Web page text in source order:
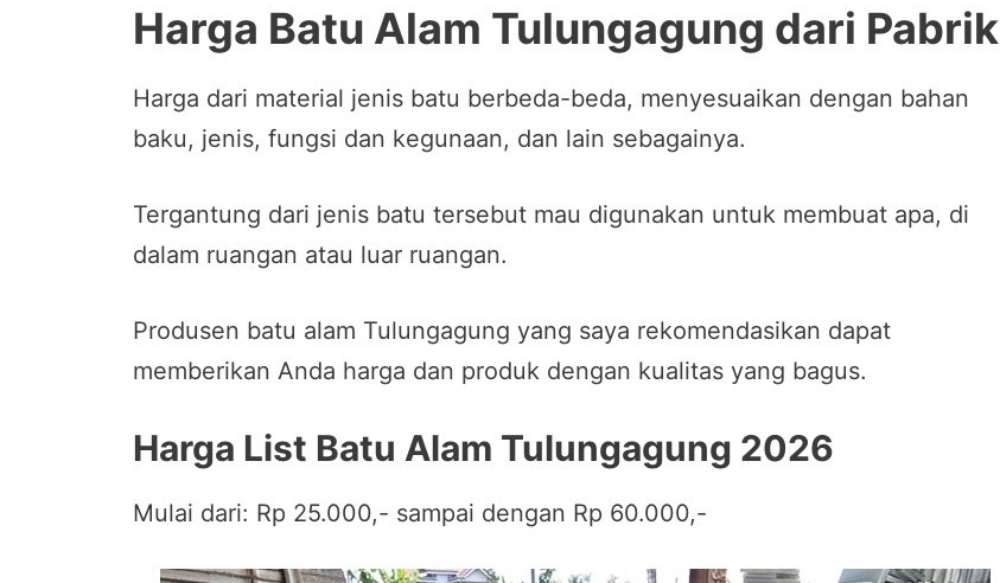
Harga Batu Alam Tulungagung dari Pabrik
Harga dari material jenis batu berbeda-beda, menyesuaikan dengan bahan
baku, jenis, fungsi dan kegunaan, dan lain sebagainya.
Tergantung dari jenis batu tersebut mau digunakan untuk membuat apa, di
dalam ruangan atau luar ruangan.
Produsen batu alam Tulungagung yang saya rekomendasikan dapat
memberikan Anda harga dan produk dengan kualitas yang bagus.
Harga List Batu Alam Tulungagung 2026
Mulai dari: Rp 25.000,- sampai dengan Rp 60.000,-